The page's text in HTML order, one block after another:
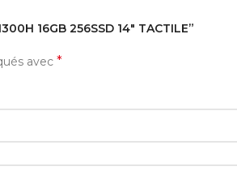
16GB 256SSD 14″ TACTILE”
avec *